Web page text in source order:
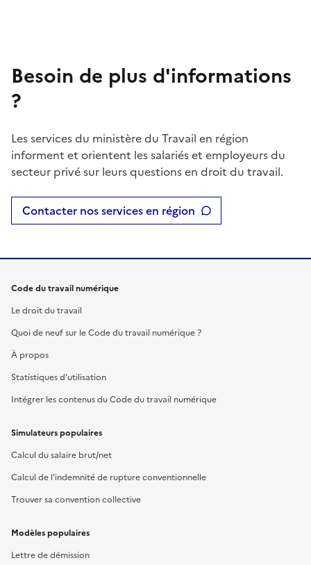
Besoin de plus d'informations
?
Les services du ministère du Travail en région
informent et orientent les salariés et employeurs du
secteur privé sur leurs questions en droit du travail.
Contacter nos services en région
Code du travail numérique
Le droit du travail
Quoi de neuf sur le Code du travail numérique ?
À propos
Statistiques d'utilisation
Intégrer les contenus du Code du travail numérique
Simulateurs populaires
Calcul du salaire brut/net
Calcul de l'indemnité de rupture conventionnelle
Trouver sa convention collective
Modèles populaires
Lettre de démission